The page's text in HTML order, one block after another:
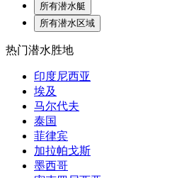
所有潜水艇
所有潜水区域
热门潜水胜地
印度尼西亚
埃及
马尔代夫
泰国
菲律宾
加拉帕戈斯
墨西哥